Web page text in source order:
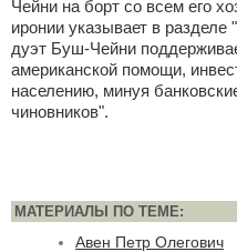
Чейни на борт со всем его
иронии указывает в
дуэт Буш-Чейни
американской помощи,
населению, минуя
чиновников".
МАТЕРИАЛЫ ПО ТЕМЕ:
Авен Петр Олегович